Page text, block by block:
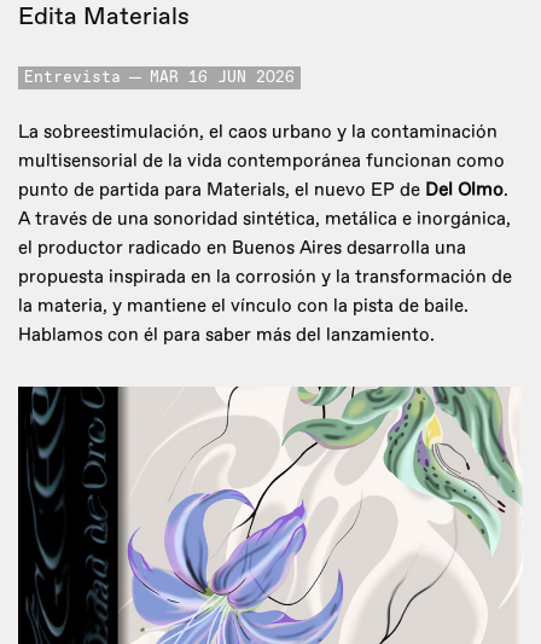
Edita Materials
Entrevista MAR 16 JUN 2026
La sobreestimulación, el caos urbano y la contaminación
multisensorial de la vida contemporánea funcionan como
punto de partida para Materials, el nuevo EP de Del Olmo.
A través de una sonoridad sintética, metálica e inorgánica,
el productor radicado en Buenos Aires desarrolla una
propuesta inspirada en la corrosión y la transformación de
la materia, y mantiene el vínculo con la pista de baile.
Hablamos con él para saber más del lanzamiento.